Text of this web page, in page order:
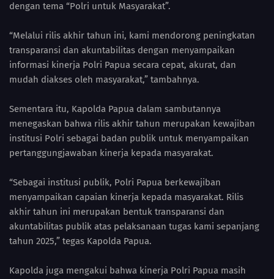
dengan tema “Polri untuk Masyarakat”.
“Melalui rilis akhir tahun ini, kami mendorong peningkatan
transparansi dan akuntabilitas dengan menyampaikan
informasi kinerja Polri Papua secara cepat, akurat, dan
mudah diakses oleh masyarakat,” tambahnya.
Sementara itu, Kapolda Papua dalam sambutannya
menegaskan bahwa rilis akhir tahun merupakan kewajiban
institusi Polri sebagai badan publik untuk menyampaikan
pertanggungjawaban kinerja kepada masyarakat.
“Sebagai institusi publik, Polri Papua berkewajiban
menyampaikan capaian kinerja kepada masyarakat. Rilis
akhir tahun ini merupakan bentuk transparansi dan
akuntabilitas publik atas pelaksanaan tugas kami sepanjang
tahun 2025,” tegas Kapolda Papua.
Kapolda juga mengakui bahwa kinerja Polri Papua masih